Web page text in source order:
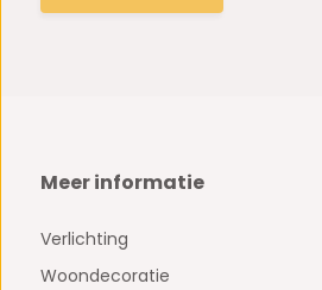
Meer informatie
Verlichting
Woondecoratie